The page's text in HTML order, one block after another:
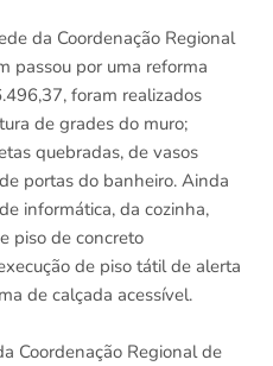
da Coordenação Regional
passou por uma reforma
foram realizados
de grades do muro;
quebradas, de vasos
portas do banheiro. Ainda
informática, da cozinha,
piso de concreto
de piso tátil de alerta
de calçada acessível.
Coordenação Regional de